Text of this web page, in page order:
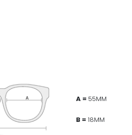
A = 55MM
B = 18MM